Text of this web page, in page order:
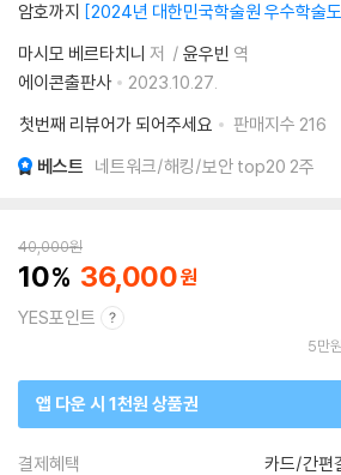
암호까지 2024년 대한민국학술원 우수학술
마시모 베르타치니 저 윤우빈 역
에이콘출판사
2023.10.27.
첫번째 리뷰어가 되어주세요
판매지수 216
베스트 네트워크/해킹/보안 top20 2주
40,000원
10 36,000
YES포인트
5만
앱 다운 시 1천원 상품권
결제혜택 카드/간편